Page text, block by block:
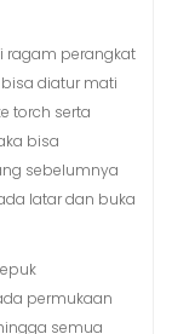
ragam perangkat
diatur mati
torch serta
bisa
sebelumnya
latar dan buka
permukaan
semua